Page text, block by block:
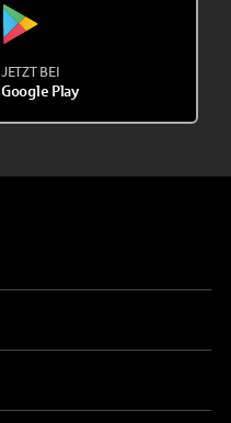
JETZT BEI
Google Play